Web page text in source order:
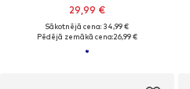
29,99 €
Sākotnējā cena: 34,99 €
Pēdējā zemākā cena:26,99 €